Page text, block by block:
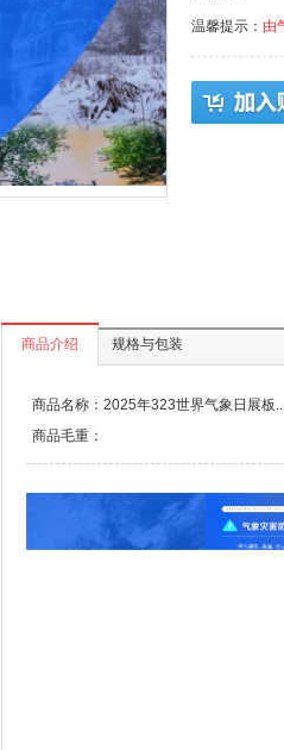
温馨提示： 由
商品介绍 规格与包装
商品名称：2025年323世界气象日展板
商品毛重：